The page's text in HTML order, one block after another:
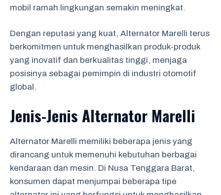
mobil ramah lingkungan semakin meningkat.
Dengan reputasi yang kuat, Alternator Marelli terus
berkomitmen untuk menghasilkan produk-produk
yang inovatif dan berkualitas tinggi, menjaga
posisinya sebagai pemimpin di industri otomotif
global.
Jenis-Jenis Alternator Marelli
Alternator Marelli memiliki beberapa jenis yang
dirancang untuk memenuhi kebutuhan berbagai
kendaraan dan mesin. Di Nusa Tenggara Barat,
konsumen dapat menjumpai beberapa tipe